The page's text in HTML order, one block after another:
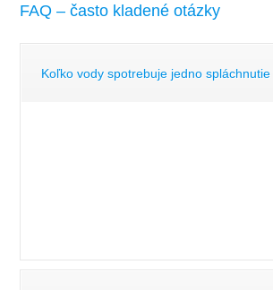
FAQ – často kladené otázky
Koľko vody spotrebuje jedno spláchnutie